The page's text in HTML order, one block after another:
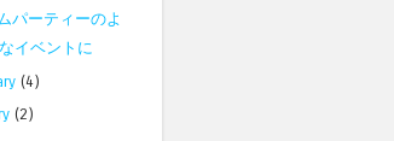
パーティーのよ
イベントに
(4)
(2)